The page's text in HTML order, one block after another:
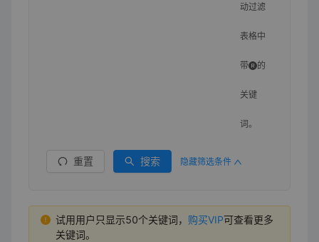
动过滤
表格中
带 的
关键
词。
重置 搜索 隐藏筛选条件
试用用户只显示50个关键词， 购买VIP可查看更多
关键词。